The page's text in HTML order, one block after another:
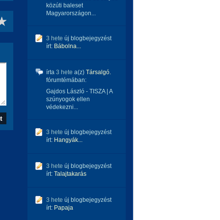
közúti baleset
Magyarországon...
3 hete új blogbejegyzést
írt: Bábolna...
írta 3 hete a(z) Társalgó.
fórumtémában:
Gajdos László - TISZA | A
szúnyogok ellen
védekezni...
3 hete új blogbejegyzést
írt: Hangyák...
3 hete új blogbejegyzést
írt: Talajtakarás
3 hete új blogbejegyzést
írt: Papaja